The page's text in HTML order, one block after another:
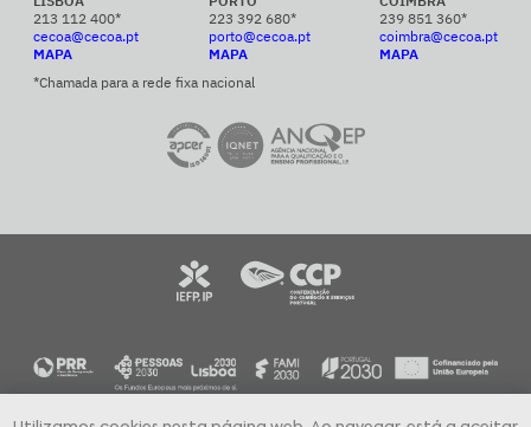
213 112 400*
cecoa@cecoa.pt
MAPA
223 392 680*
porto@cecoa.pt
MAPA
239 851 360*
coimbra@cecoa.pt
MAPA
*Chamada para a rede fixa nacional